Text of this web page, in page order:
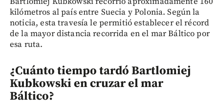
kilómetros al país entre Suecia y Polonia. Según la
noticia, esta travesía le permitió establecer el récord
de la mayor distancia recorrida en el mar Báltico por
esa ruta.
¿Cuánto tiempo tardó Bartlomiej
Kubkowski en cruzar el mar
Báltico?